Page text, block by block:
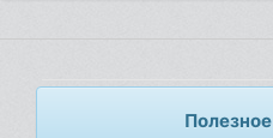
Полезное